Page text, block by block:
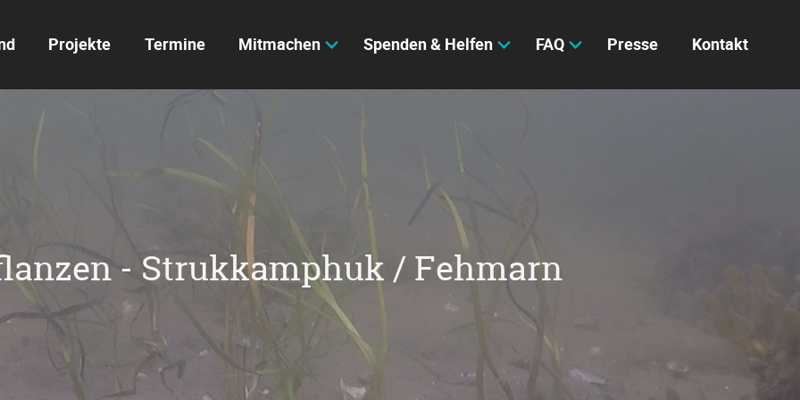
Projekte Termine Mitmachen Spenden & Helfen FAQ Presse Kontakt
- Strukkamphuk / Fehmarn